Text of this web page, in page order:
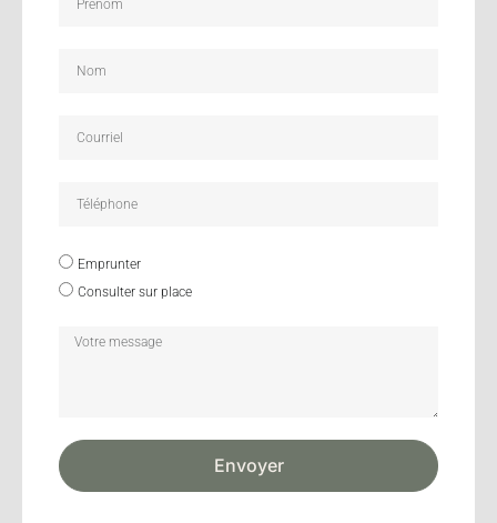
Emprunter
Consulter sur place
Envoyer